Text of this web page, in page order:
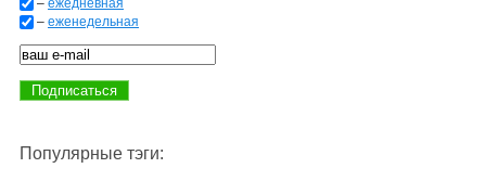
– ежедневная
– еженедельная
Популярные тэги: